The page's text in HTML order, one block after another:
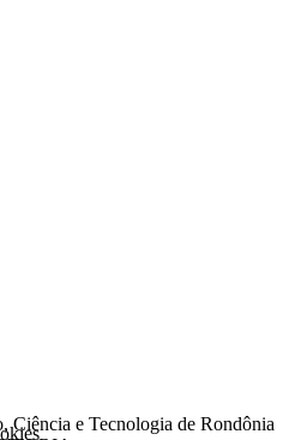
Ciência e Tecnologia de Rondônia